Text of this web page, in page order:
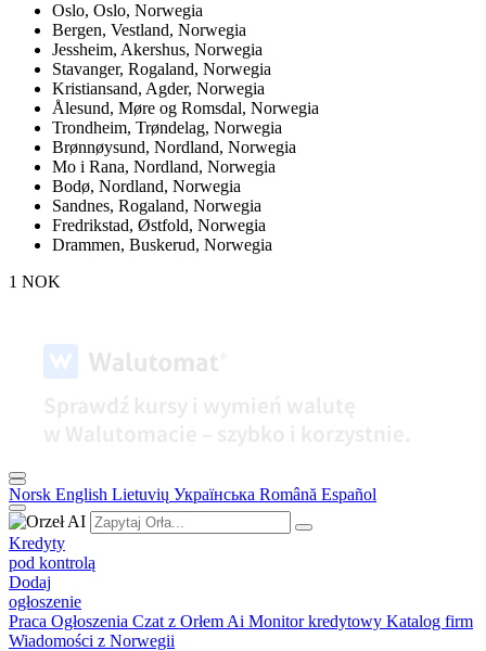
Oslo, Oslo, Norwegia
Bergen, Vestland, Norwegia
Jessheim, Akershus, Norwegia
Stavanger, Rogaland, Norwegia
Kristiansand, Agder, Norwegia
Ålesund, Møre og Romsdal, Norwegia
Trondheim, Trøndelag, Norwegia
Brønnøysund, Nordland, Norwegia
Mo i Rana, Nordland, Norwegia
Bodø, Nordland, Norwegia
Sandnes, Rogaland, Norwegia
Fredrikstad, Østfold, Norwegia
Drammen, Buskerud, Norwegia
1 NOK
Norsk English Lietuvių Українська Română Español
Kredyty
pod kontrolą
Dodaj
ogłoszenie
Praca Ogłoszenia Czat z Orłem Ai Monitor kredytowy Katalog firm
Wiadomości z Norwegii